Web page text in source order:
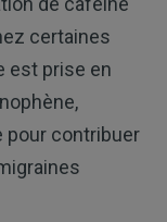
certaines
est prise en
pour contribuer